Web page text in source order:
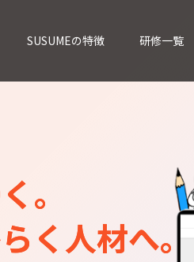
SUSUMEの特徴 研修一覧
。
く人材へ。